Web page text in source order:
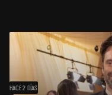
HACE 2 DÍAS